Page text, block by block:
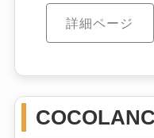
詳細ページ